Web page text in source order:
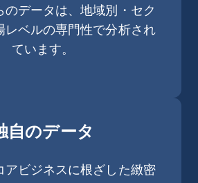
のデータは、地域別・セク
レベルの専門性で分析され
ています。
自のデータ
アビジネスに根ざした緻密